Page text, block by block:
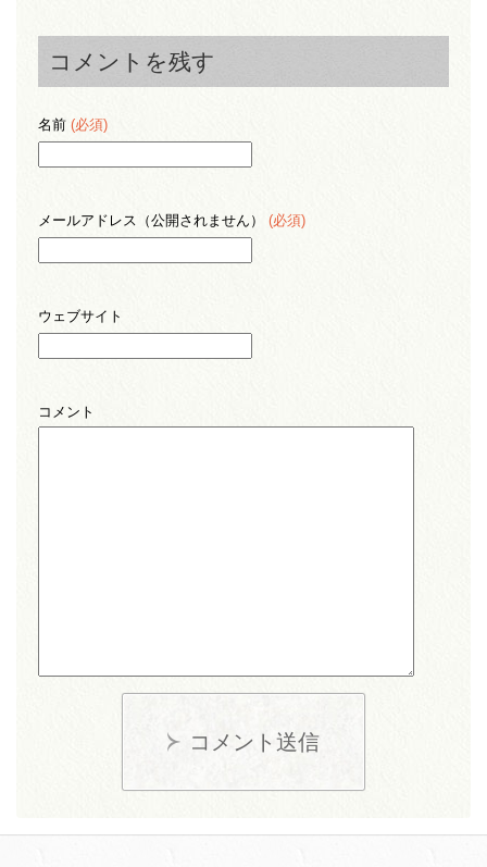
コメントを残す
名前 (必須)
メールアドレス（公開されません） (必須)
ウェブサイト
コメント
コメント送信